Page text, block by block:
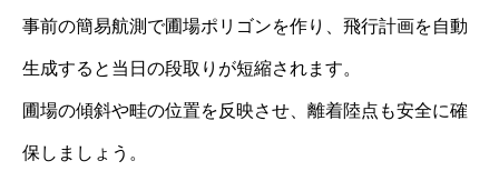
事前の簡易航測で圃場ポリゴンを作り、飛行計画を自動
生成すると当日の段取りが短縮されます。
圃場の傾斜や畦の位置を反映させ、離着陸点も安全に確
保しましょう。